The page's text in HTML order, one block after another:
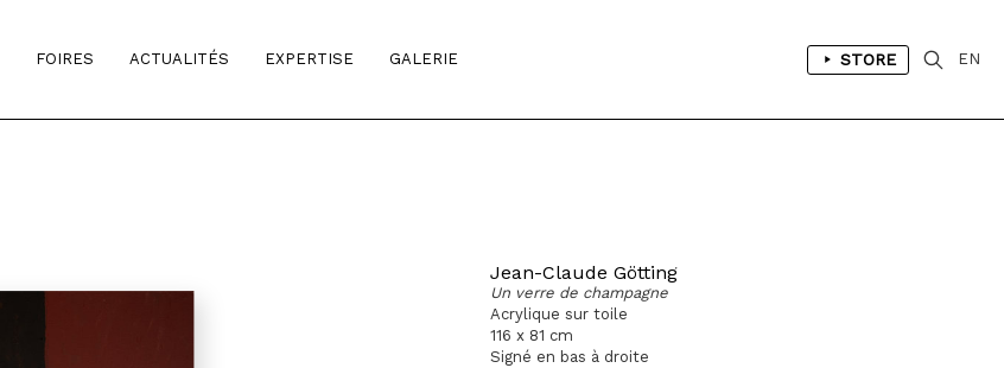
FOIRES ACTUALITÉS EXPERTISE GALERIE STORE EN
Jean-Claude Götting
Un verre de champagne
Acrylique sur toile
116 x 81 cm
Signé en bas à droite